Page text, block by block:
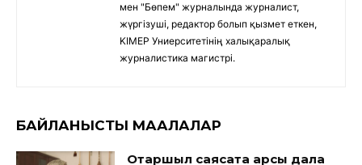
мен "Бөпем" журналында журналист,
жүргізуші, редактор болып қызмет еткен,
KIMEP Униерситетінің халықаралық
журналистика магистрі.
БАЙЛАНЫСТЫ МАҚАЛАЛАР
Отаршыл саясатқа қарсы дала